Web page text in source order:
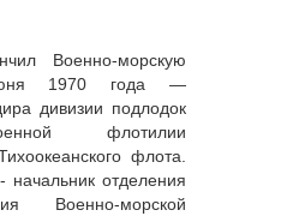
Военно-морскую
1970 года —
дивизии подлодок
флотилии
флота.
отделения
Военно-морской